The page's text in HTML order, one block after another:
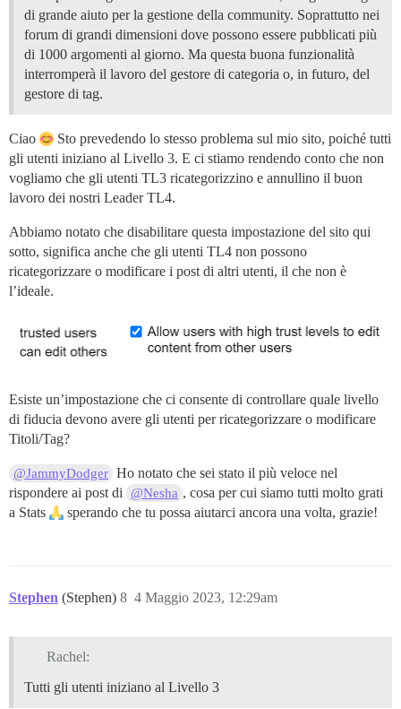
di grande aiuto per la gestione della community. Soprattutto nei
forum di grandi dimensioni dove possono essere pubblicati più
di 1000 argomenti al giorno. Ma questa buona funzionalità
interromperà il lavoro del gestore di categoria o, in futuro, del
gestore di tag.
Ciao
Sto prevedendo lo stesso problema sul mio sito, poiché tutti
gli utenti iniziano al Livello 3. E ci stiamo rendendo conto che non
vogliamo che gli utenti TL3 ricategorizzino e annullino il buon
lavoro dei nostri Leader TL4.
Abbiamo notato che disabilitare questa impostazione del sito qui
sotto, significa anche che gli utenti TL4 non possono
ricategorizzare o modificare i post di altri utenti, il che non è
l’ideale.
Esiste un’impostazione che ci consente di controllare quale livello
di fiducia devono avere gli utenti per ricategorizzare o modificare
Titoli/Tag?
@JammyDodger Ho notato che sei stato il più veloce nel
rispondere ai post di
@Nesha , cosa per cui siamo tutti molto grati
a Stats
sperando che tu possa aiutarci ancora una volta, grazie!
Stephen (Stephen) 4 Maggio 2023, 12:29am
8
Rachel:
Tutti gli utenti iniziano al Livello 3